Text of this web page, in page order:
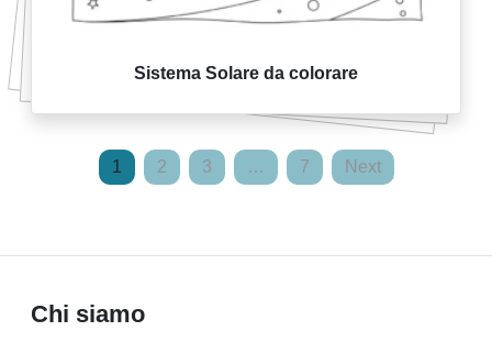
Sistema Solare da colorare
1 2 3 … 7 Next
Chi siamo